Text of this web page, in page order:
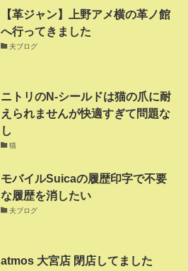
【革ジャン】上野アメ横の革ノ館
へ行ってきました
夫ブログ
ニトリのN-シールドは猫の爪に耐
えられませんが快適すぎて問題な
し
猫
モバイルSuicaの履歴印字で不要
な履歴を消したい
夫ブログ
atmos 大宮店 閉店してました